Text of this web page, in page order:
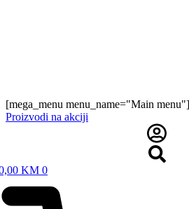
[mega_menu menu_name="Main menu"]
Proizvodi na akciji
KM 0